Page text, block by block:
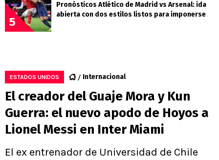
5
Pronósticos Atlético de Madrid vs Arsenal: ida
abierta con dos estilos listos para imponerse
ESTADOS UNIDOS Internacional
El creador del Guaje Mora y Kun
Guerra: el nuevo apodo de Hoyos a
Lionel Messi en Inter Miami
El ex entrenador de Universidad de Chile